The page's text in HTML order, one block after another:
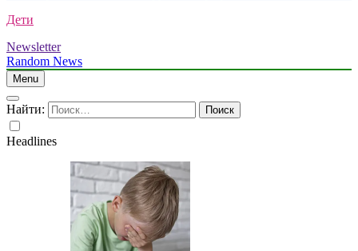
Дети
Newsletter
Random News
Menu
Найти:
Headlines